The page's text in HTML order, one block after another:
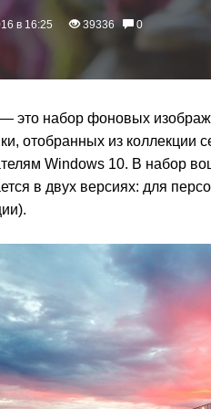
в 16:25 39336 0
это набор фоновых
отобранных из коллекции
Windows 10. В набор
в двух версиях: для